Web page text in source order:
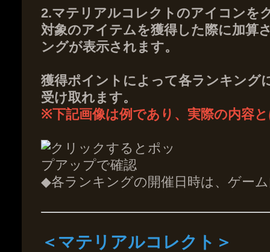
2.マテリアルコレクトのアイコンを
対象のアイテムを獲得した際に加算
ングが表示されます。
獲得ポイントによって各ランキング
受け取れます。
※下記画像は例であり、実際の内容
◆各ランキングの開催日時は、ゲー
＜マテリアルコレクト＞